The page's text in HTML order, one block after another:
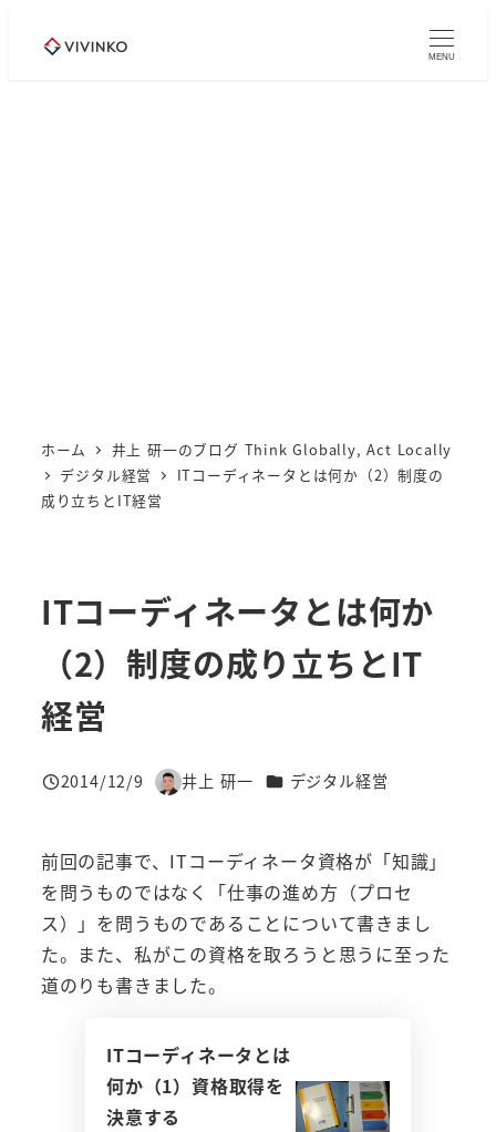
MENU
ホーム
井上 研一のブログ Think Globally, Act Locally
デジタル経営
ITコーディネータとは何か（2）制度の
成り立ちとIT経営
ITコーディネータとは何か
（2）制度の成り立ちとIT
経営
投稿日
2014/12/9
著
井上 研一 カテゴリー
デジタル経営
前回の記事で、ITコーディネータ資格が「知識」
を問うものではなく「仕事の進め方（プロセ
ス）」を問うものであることについて書きまし
た。また、私がこの資格を取ろうと思うに至った
道のりも書きました。
ITコーディネータとは
何か（1）資格取得を
決意する